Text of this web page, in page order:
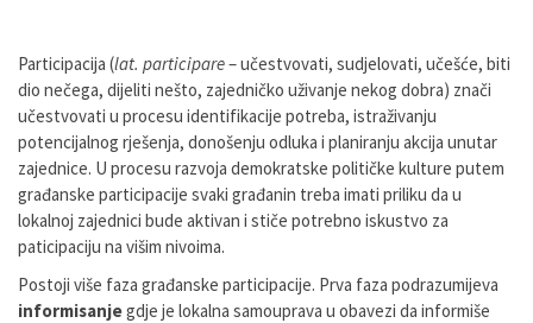
Participacija (lat. participare– učestvovati, sudjelovati, učešće, biti
dio nečega, dijeliti nešto, zajedničko uživanje nekog dobra) znači
učestvovati u procesu identifikacije potreba, istraživanju
potencijalnog rješenja, donošenju odluka i planiranju akcija unutar
zajednice. U procesu razvoja demokratske političke kulture putem
građanske participacije svaki građanin treba imati priliku da u
lokalnoj zajednici bude aktivan i stiče potrebno iskustvo za
paticipaciju na višim nivoima.
Postoji više faza građanske participacije. Prva faza podrazumijeva
informisanjegdje je lokalna samouprava u obavezi da informiše